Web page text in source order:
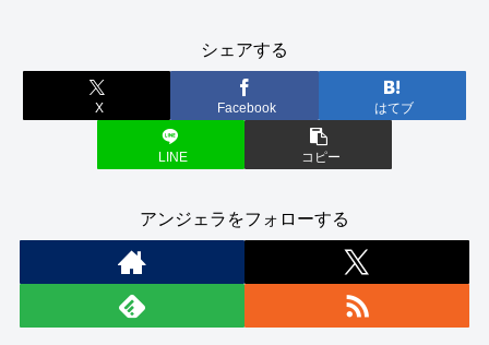
シェアする
X Facebook はてブ
LINE コピー
アンジェラをフォローする